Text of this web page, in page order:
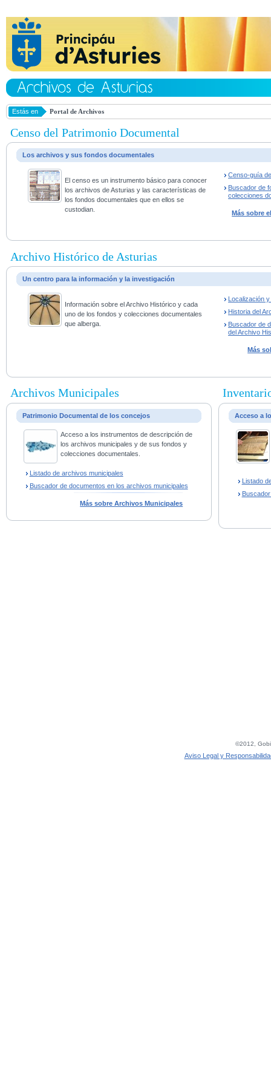
Estás en Portal de Archivos
Censo del Patrimonio Documental
Los archivos y sus fondos documentales
El censo es un instrumento básico para conocer
los archivos de Asturias y las características de
los fondos documentales que en ellos se
custodian.
Censo-guía
Buscador de
colecciones
Más sobre
Archivo Histórico de Asturias
Un centro para la información y la investigación
Información sobre el Archivo Histórico y cada
uno de los fondos y colecciones documentales
que alberga.
Localización
Historia del
Buscador de
del Archivo
Más
Archivos Municipales
Patrimonio Documental de los concejos
Acceso a los instrumentos de descripción de
los archivos municipales y de sus fondos y
colecciones documentales.
Listado de archivos municipales
Buscador de documentos en los archivos municipales
Más sobre Archivos Municipales
Acceso a
Listado
©2012,
Aviso Legal y